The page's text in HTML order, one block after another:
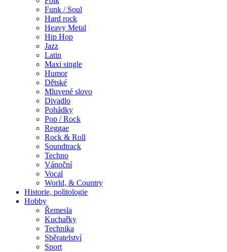
Funk / Soul
Hard rock
Heavy Metal
Hip Hop
Jazz
Latin
Maxi single
Humor
Dětské
Mluvené slovo
Divadlo
Pohádky
Pop / Rock
Reggae
Rock & Roll
Soundtrack
Techno
Vánoční
Vocal
World, & Country
Historie, politologie
Hobby
Řemesla
Kuchařky
Technika
Sběratelství
Sport